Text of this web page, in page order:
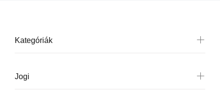
Kategóriák
Jogi